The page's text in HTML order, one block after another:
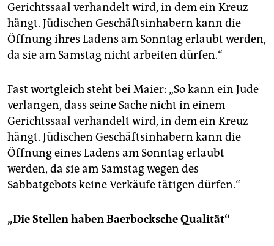
Gerichtssaal verhandelt wird, in dem ein Kreuz
hängt. Jüdischen Geschäftsinhabern kann die
Öffnung ihres Ladens am Sonntag erlaubt werden,
da sie am Samstag nicht arbeiten dürfen.“
Fast wortgleich steht bei Maier: „So kann ein Jude
verlangen, dass seine Sache nicht in einem
Gerichtssaal verhandelt wird, in dem ein Kreuz
hängt. Jüdischen Geschäftsinhabern kann die
Öffnung eines Ladens am Sonntag erlaubt
werden, da sie am Samstag wegen des
Sabbatgebots keine Verkäufe tätigen dürfen.“
„Die Stellen haben Baerbocksche Qualität“